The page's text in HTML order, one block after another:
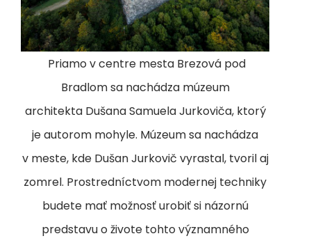
Priamo v centre mesta Brezová pod
Bradlom sa nachádza múzeum
architekta Dušana Samuela Jurkoviča, ktorý
je autorom mohyle. Múzeum sa nachádza
v meste, kde Dušan Jurkovič vyrastal, tvoril aj
zomrel. Prostredníctvom modernej techniky
budete mať možnosť urobiť si názornú
predstavu o živote tohto významného